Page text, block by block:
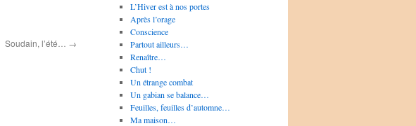
Soudain, l’été… →
L’Hiver est à nos portes
Après l’orage
Conscience
Partout ailleurs…
Renaître…
Chut !
Un étrange combat
Un gabian se balance…
Feuilles, feuilles d’automne…
Ma maison…